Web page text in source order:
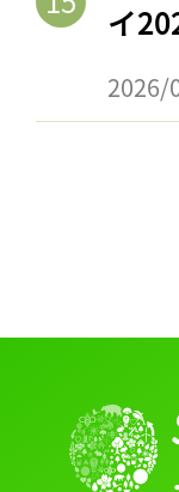
イ
2026/